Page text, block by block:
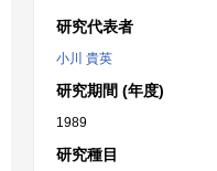
研究代表者
小川 貴英
研究期間 (年度)
1989
研究種目